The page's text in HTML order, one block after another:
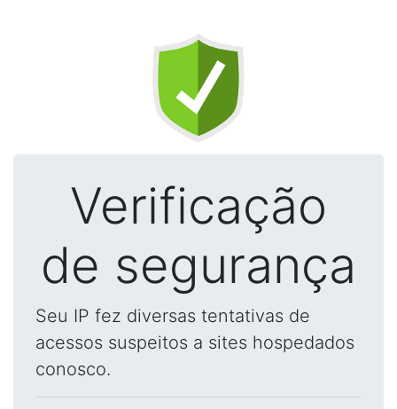
Verificação
de segurança
Seu IP fez diversas tentativas de
acessos suspeitos a sites hospedados
conosco.